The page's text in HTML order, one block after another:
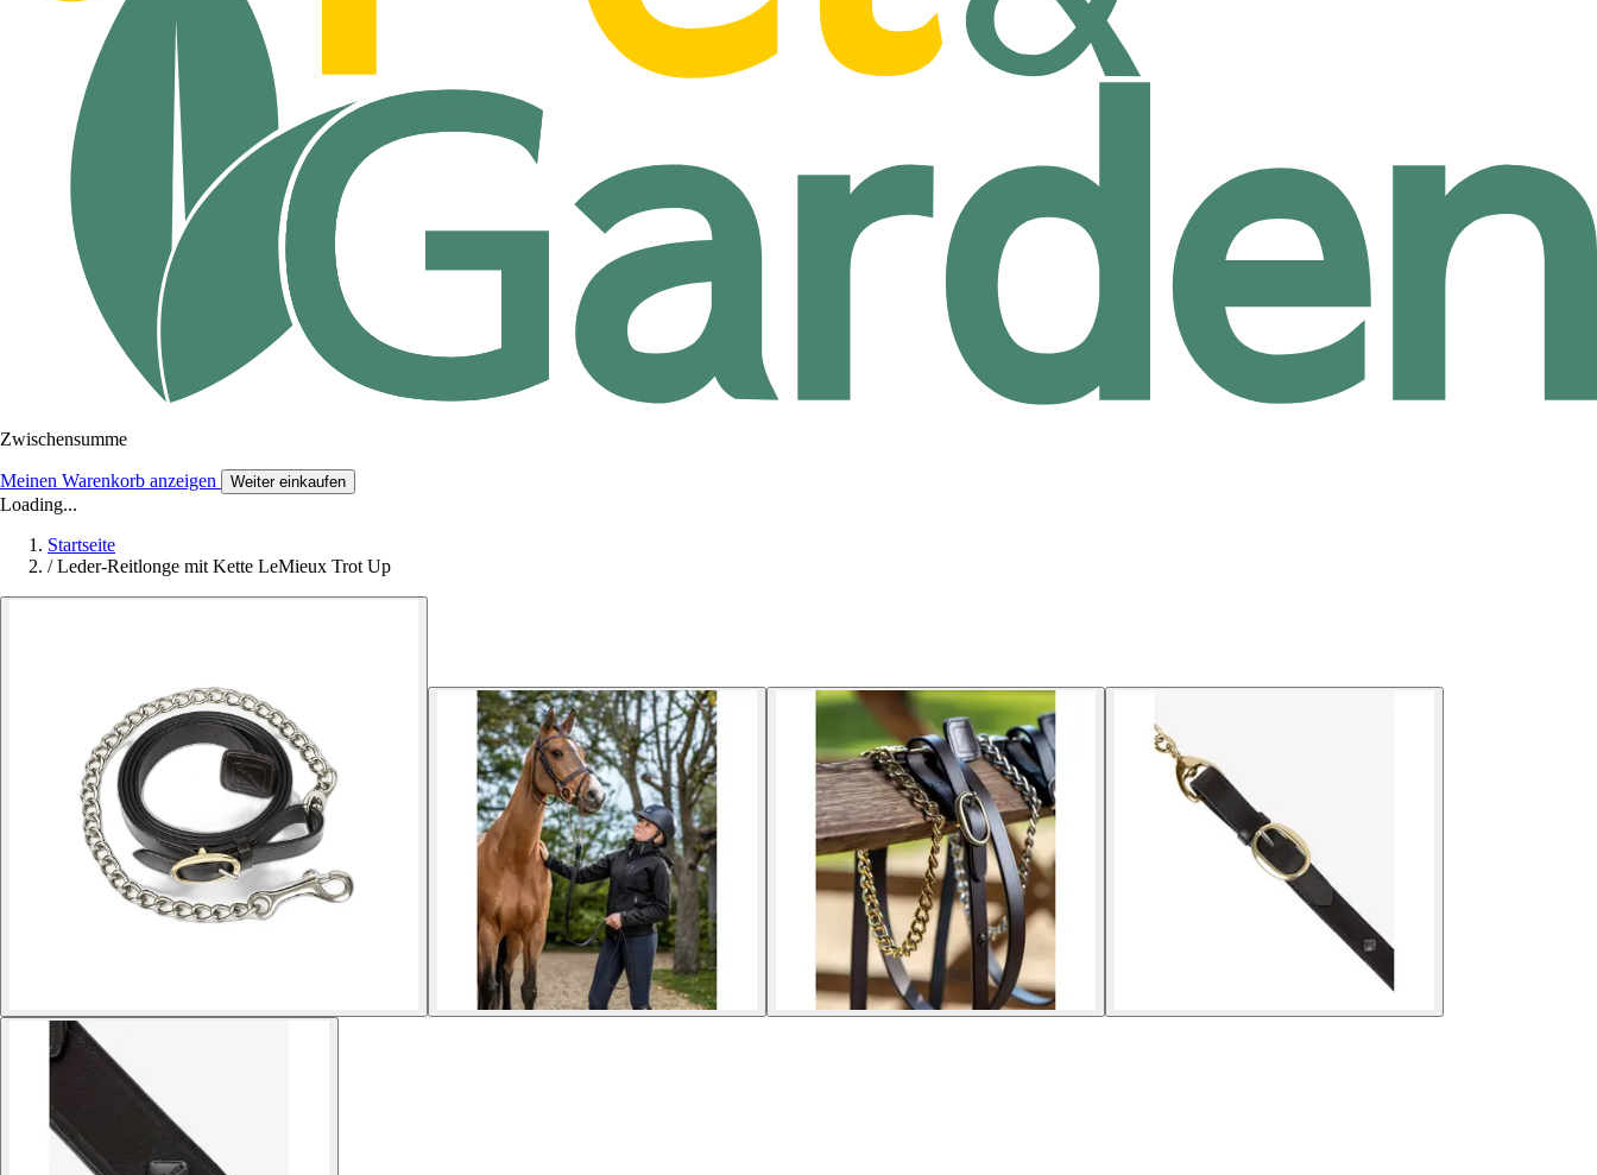
Zwischensumme
Meinen Warenkorb anzeigen Weiter einkaufen
Loading...
Startseite
/ Leder-Reitlonge mit Kette LeMieux Trot Up